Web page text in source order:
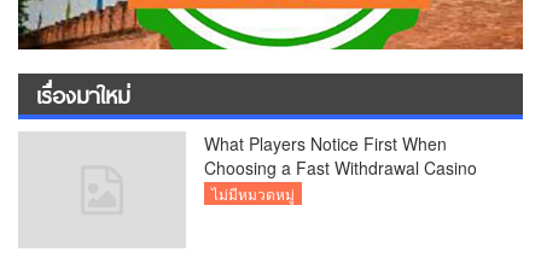
เรื่องมาใหม่
What Players Notice First When
Choosing a Fast Withdrawal Casino
UK
ไม่มีหมวดหมู่